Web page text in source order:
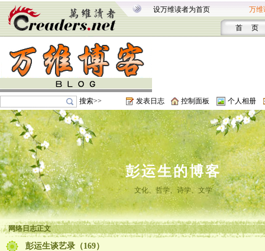
设万维读者为首页 万维
首 页
搜索>> 发表日志 控制面板 个人相册
彭运生的博客
文化、哲学、诗学、文学
网络日志正文
彭运生谈艺录（169）